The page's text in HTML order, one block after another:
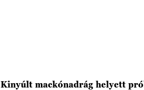
Kinyúlt mackónadrág helyett